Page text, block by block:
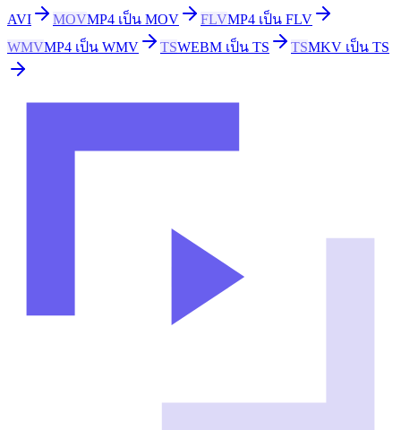
AVI
MOVMP4 เป็น MOV FLVMP4 เป็น FLV
WMVMP4 เป็น WMV TSWEBM เป็น TS TSMKV เป็น TS